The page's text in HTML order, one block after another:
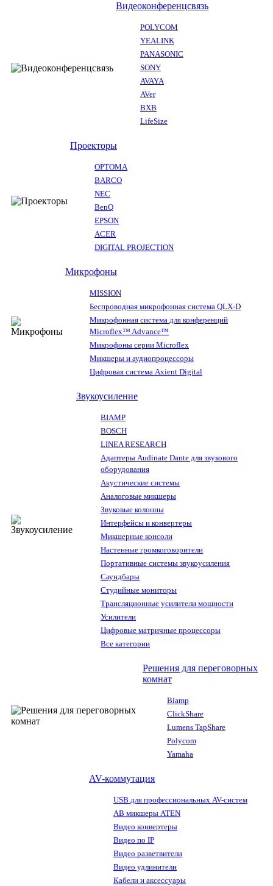
Видеоконференцсвязь
POLYCOM
YEALINK
PANASONIC
SONY
AVAYA
AVer
BXB
LifeSize
Проекторы
OPTOMA
BARCO
NEC
BenQ
EPSON
ACER
DIGITAL PROJECTION
Микрофоны
MISSION
Беспроводная микрофонная система QLX-D
Микрофонная система для конференций
Microflex™ Advance™
Микрофоны серии Microflex
Микшеры и аудиопроцессоры
Цифровая система Axient Digital
Звукоусиление
BIAMP
BOSCH
LINEA RESEARCH
Адаптеры Audinate Dante для звукового
оборудования
Акустические системы
Аналоговые микшеры
Звуковые колонны
Интерфейсы и конвертеры
Микшерные консоли
Настенные громкоговорители
Портативные системы звукоусиления
Саундбары
Студийные мониторы
Трансляционные усилители мощности
Усилители
Цифровые матричные процессоры
Все категории
Решения для переговорных
комнат
Biamp
ClickShare
Lumens TapShare
Polycom
Yamaha
AV-коммутация
USB для профессиональных AV-систем
АВ микшеры ATEN
Видео конвертеры
Видео по IP
Видео разветвители
Видео удлинители
Кабели и аксессуары